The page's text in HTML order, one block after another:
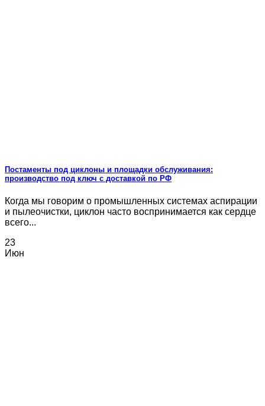
Постаменты под циклоны и площадки обслуживания:
производство под ключ с доставкой по РФ
Когда мы говорим о промышленных системах аспирации
и пылеочистки, циклон часто воспринимается как сердце
всего...
23
Июн